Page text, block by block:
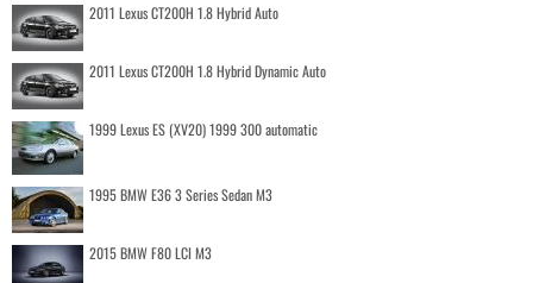
2011 Lexus CT200H 1.8 Hybrid Auto
2011 Lexus CT200H 1.8 Hybrid Dynamic Auto
1999 Lexus ES (XV20) 1999 300 automatic
1995 BMW E36 3 Series Sedan M3
2015 BMW F80 LCI M3